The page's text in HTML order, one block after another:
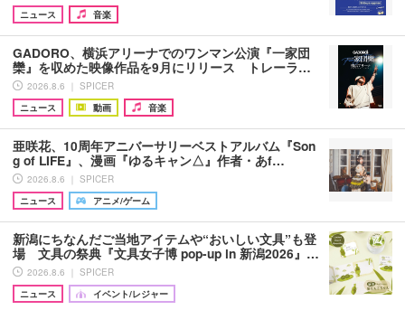
ニュース
音楽
GADORO、横浜アリーナでのワンマン公演『一家団
欒』を収めた映像作品を9月にリリース トレーラ…
2026.8.6 ｜ SPICER
ニュース
動画 音楽
亜咲花、10周年アニバーサリーベストアルバム『Son
g of LIFE』、漫画『ゆるキャン△』作者・あf…
2026.8.6 ｜ SPICER
ニュース
アニメ/ゲーム
新潟にちなんだご当地アイテムや“おいしい文具”も登
場 文具の祭典『文具女子博 pop-up in 新潟2026』…
2026.8.6 ｜ SPICER
ニュース
イベント/レジャー